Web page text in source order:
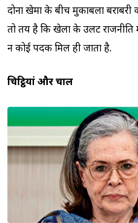
दोनों खेमों के बीच मुकाबला बराबरी
तो तय है कि खेलों के उलट राजनीति
न कोई पदक मिल ही जाता है.
चिट्ठियां और चाल